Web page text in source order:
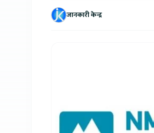
जानकारी केन्द्र